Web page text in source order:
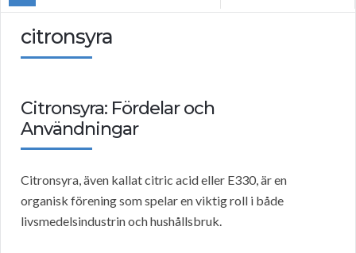
citronsyra
Citronsyra: Fördelar och
Användningar
Citronsyra, även kallat citric acid eller E330, är en
organisk förening som spelar en viktig roll i både
livsmedelsindustrin och hushållsbruk.